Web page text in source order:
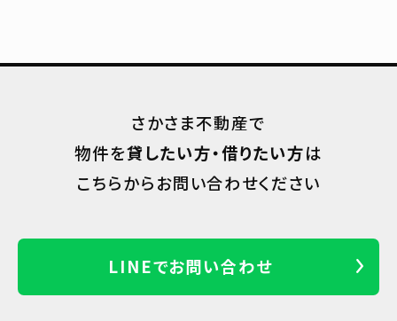
さかさま不動産で
物件を貸したい方・借りたい方は
こちらからお問い合わせください
LINEでお問い合わせ